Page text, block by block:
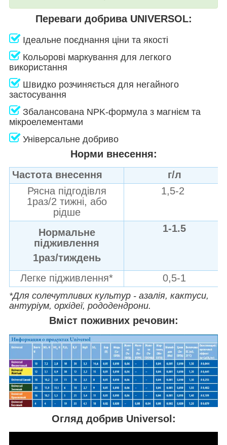
Переваги добрива UNIVERSOL:
Ідеальне поєднання ціни та якості
Кольорові маркування для легкого
використання
Швидко розчиняється для негайного
застосування
Збалансована NPK-формула з магнієм та
мікроелементами
Універсальне добриво
Норми внесення:
Частота внесення
г/л
Рясна підгодівля
1раз/2 тижні, або
рідше
1,5-2
Нормальне
підживлення
1раз/тиждень
1-1.5
Легке підживлення* 0,5-1
*Для солечутливих культур - азалія, кактуси,
антуріум, орхідеї, рододендрони.
Вміст поживних речовин:
Огляд добрив Universol: